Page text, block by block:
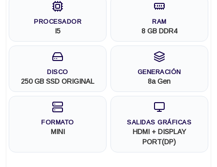
PROCESADOR
I5
RAM
8 GB DDR4
DISCO
250 GB SSD ORIGINAL
GENERACIÓN
8a Gen
FORMATO
MINI
SALIDAS GRÁFICAS
HDMI + DISPLAY
PORT(DP)